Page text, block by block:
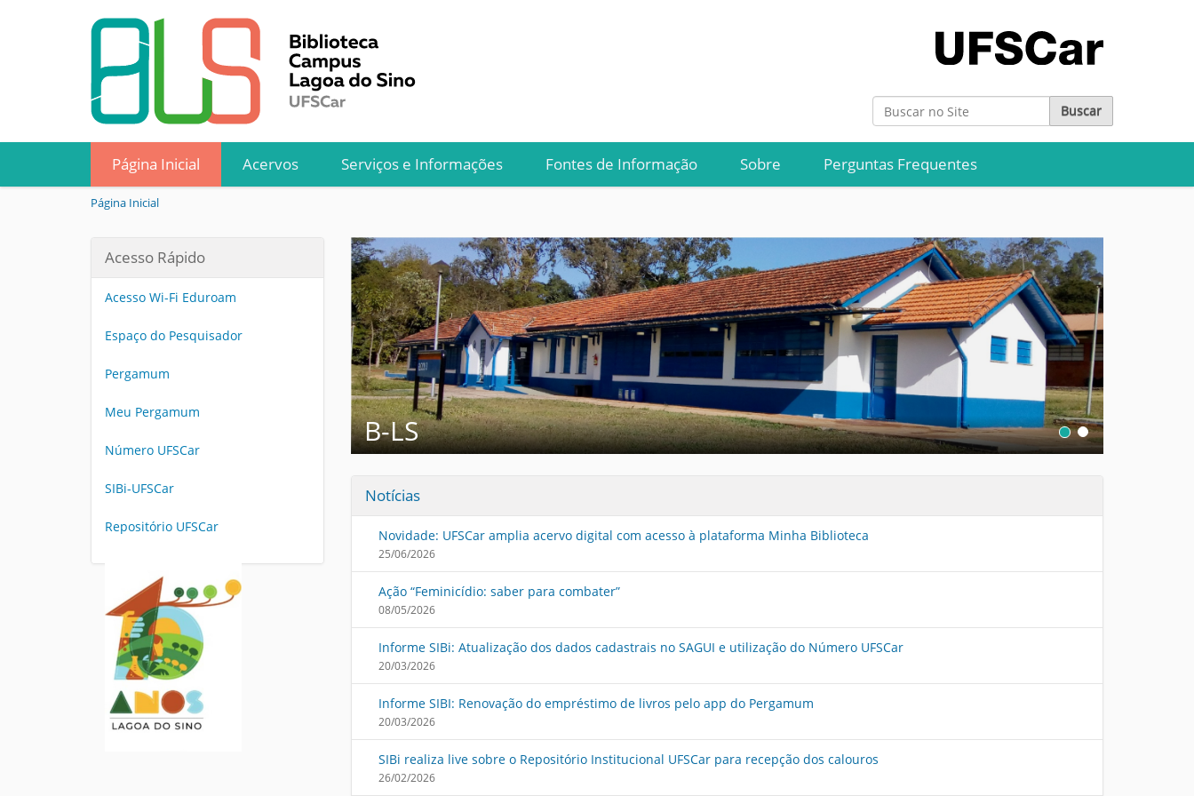
Busca
Busca Avançada…
Página Inicial
Acervos Serviços e Informações Fontes de Informação Sobre Perguntas Frequentes
V
e
Página Inicial
Acesso Rápido
Acesso Wi-Fi Eduroam
Espaço do Pesquisador
Pergamum
Meu Pergamum
Número UFSCar
SIBi-UFSCar
Repositório UFSCar
1 2
B-LS
Notícias
Novidade: UFSCar amplia acervo digital com acesso à plataforma Minha Biblioteca
25/06/2026
Ação “Feminicídio: saber para combater”
08/05/2026
Informe SIBi: Atualização dos dados cadastrais no SAGUI e utilização do Número UFSCar
20/03/2026
Informe SIBI: Renovação do empréstimo de livros pelo app do Pergamum
20/03/2026
SIBi realiza live sobre o Repositório Institucional UFSCar para recepção dos calouros
26/02/2026